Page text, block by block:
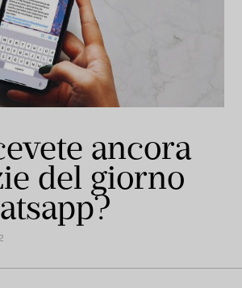
ancora
del giorno